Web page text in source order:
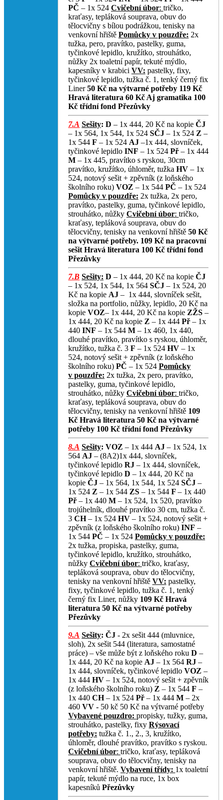
PČ – 1x 524 Cvičební úbor: tričko,
kraťasy, tepláková souprava, obuv do
tělocvičny s bílou podrážkou, tenisky na
venkovní hřiště Pomůcky v pouzdře: 2x
tužka, pero, pravítko, pastelky, guma,
tyčinkové lepidlo, kružítko, strouhátko,
nůžky 2x toaletní papír, tekuté mýdlo,
kapesníky v krabici VV: pastelky, fixy,
tyčinkové lepidlo, tužka č. 1, tenký černý fix
Liner50 Kč na výtvarné potřeby 119 Kč
Hravá literatura 60 Kč Aj gramatika 100
Kč třídní fond Přezůvky
7.A Sešity: D – 1x 444, 20 Kč na kopie ČJ
– 1x 564, 1x 544, 1x 524 SČJ – 1x 524 Z –
1x 544 F – 1x 524 AJ –1x 444, slovníček,
tyčinkové lepidlo INF – 1x 524 Př – 1x 444
M – 1x 445, pravítko s ryskou, 30cm
pravítko, kružítko, úhloměr, tužka HV – 1x
524, notový sešit + zpěvník (z loňského
školního roku) VOZ – 1x 544 PČ – 1x 524
Pomůcky v pouzdře: 2x tužka, 2x pero,
pravítko, pastelky, guma, tyčinkové lepidlo,
strouhátko, nůžky Cvičební úbor: tričko,
kraťasy, tepláková souprava, obuv do
tělocvičny, tenisky na venkovní hřiště 50 Kč
na výtvarné potřeby. 109 Kč na pracovní
sešit Hravá literatura 100 Kč třídní fond
Přezůvky
7.B Sešity: D – 1x 444, 20 Kč na kopie ČJ
– 1x 524, 1x 544, 1x 564 SČJ – 1x 524, 20
Kč na kopie AJ – 1x 444, slovníček sešit,
složka na portfolio, nůžky, lepidlo, 20 Kč na
kopie VOZ– 1x 444, 20 Kč na kopie ZŽS –
1x 444, 20 Kč na kopie Z – 1x 444 Př – 1x
440 INF – 1x 544 M – 1x 460, 1x 440,
dlouhé pravítko, pravítko s ryskou, úhloměr,
kružítko, tužka č. 3 F – 1x 524 HV – 1x
524, notový sešit + zpěvník (z loňského
školního roku) PČ – 1x 524 Pomůcky
v pouzdře: 2x tužka, 2x pero, pravítko,
pastelky, guma, tyčinkové lepidlo,
strouhátko, nůžky Cvičební úbor: tričko,
kraťasy, tepláková souprava, obuv do
tělocvičny, tenisky na venkovní hřiště 109
Kč Hravá literatura 50 Kč na výtvarné
potřeby 100 Kč třídní fond Přezůvky
8.A Sešity: VOZ – 1x 444 AJ – 1x 524, 1x
564 AJ – (8A2)1x 444, slovníček,
tyčinkové lepidlo RJ – 1x 444, slovníček,
tyčinkové lepidlo D – 1x 444, 20 Kč na
kopie ČJ – 1x 564, 1x 544, 1x 524 SČJ –
1x 524 Z – 1x 544 ZS – 1x 544 F – 1x 440
Př – 1x 440 M – 1x 524, 1x 520, pravítko
trojúhelník, dlouhé pravítko 30 cm, tužka č.
3 CH– 1x 524 HV – 1x 524, notový sešit +
zpěvník (z loňského školního roku) INF –
1x 544 PČ – 1x 524 Pomůcky v pouzdře:
2x tužka, propiska, pastelky, guma,
tyčinkové lepidlo, kružítko, strouhátko,
nůžky Cvičební úbor: tričko, kraťasy,
tepláková souprava, obuv do tělocvičny,
tenisky na venkovní hřiště VV: pastelky,
fixy, tyčinkové lepidlo, tužka č. 1, tenký
černý fix Liner, nůžky 109 Kč Hravá
literatura 50 Kč na výtvarné potřeby
Přezůvky
9.A Sešity: ČJ - 2x sešit 444 (mluvnice,
sloh), 2x sešit 544 (literatura, samostatné
práce) – vše může být z loňského roku D –
1x 444, 20 Kč na kopie AJ – 1x 564 RJ –
1x 444, slovníček, tyčinkové lepidlo VOZ –
1x 444 HV – 1x 524, notový sešit + zpěvník
(z loňského školního roku) Z – 1x 544 F –
1x 440 CH– 1x 524 Př – 1x 444 M – 2x
460 VV - 50 kč 50 Kč na výtvarné potřeby
Vybavené pouzdro: propisky, tužky, guma,
strouhátko, pastelky, fixy Rýsovací
potřeby: tužka č. 1., 2., 3, kružítko,
úhloměr, dlouhé pravítko, pravítko s ryskou.
Cvičební úbor: tričko, kraťasy, tepláková
souprava, obuv do tělocvičny, tenisky na
venkovní hřiště. Vybavení třídy: 1x toaletní
papír, tekuté mýdlo na ruce, 1x box
kapesníků Přezůvky